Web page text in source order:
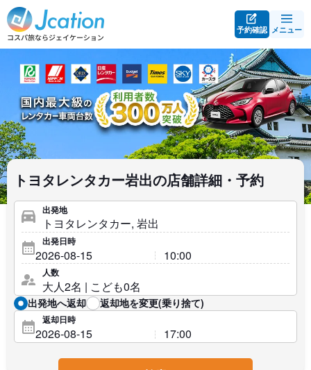
予約確認 メニュー
トヨタレンタカー岩出の店舗詳細・予約
出発地
出発日時
人数
出発地へ返却 返却地を変更(乗り捨て)
返却日時